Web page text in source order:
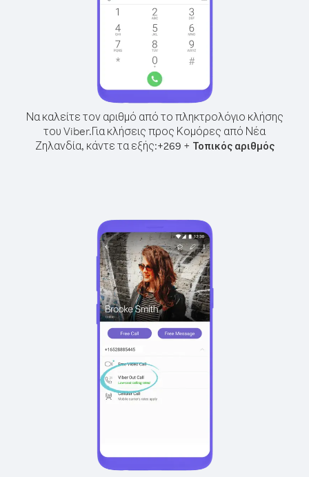
Να καλείτε τον αριθμό από το πληκτρολόγιο κλήσης
του Viber.Για κλήσεις προς Κομόρες από Νέα
Ζηλανδία, κάντε τα εξής:+269 + Τοπικός αριθμός